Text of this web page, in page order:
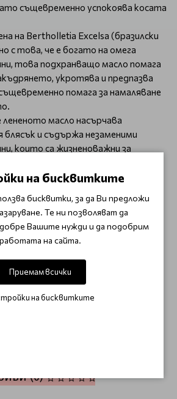
същевременно успокоява косата
на Bertholletia Excelsa (бразилски
с това, че е богато на омега
това подхранващо масло помага
укротява и предпазва
помага за намаляване
лененото масло насърчава
блясък и съдържа незаменими
които са жизненоважни за
коса след измиване с
с вода. За максимален ефект
комбинация сМатиращ шампоан за
MurphyBlonde Angel Wash
Treatments
(0)
на бисквитките
бисквитки, за да Ви предложи
Те ни позволяват да
Вашите нужди и да подобрим
работата на сайта.
Приемам всички
на бисквитките